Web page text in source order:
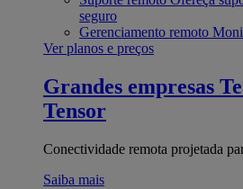
seguro
Gerenciamento remoto
Ver planos e preços
Grandes empresas
Tensor
Conectividade remota projetada
Saiba mais